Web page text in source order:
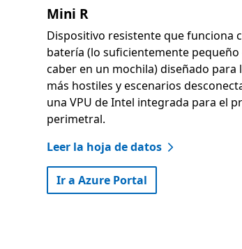
Mini R
Dispositivo resistente que funciona
batería (lo suficientemente
caber en un mochila) diseñado para
más hostiles y escenarios
una VPU de Intel integrada para el
perimetral.
Leer la hoja de datos
Ir a Azure Portal